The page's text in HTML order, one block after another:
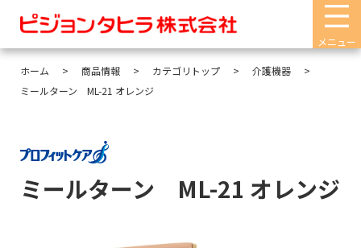
メニュー
ホーム 商品情報 カテゴリトップ
介護機器
ミールターン ML-21 オレンジ
ミールターン ML-21 オレンジ